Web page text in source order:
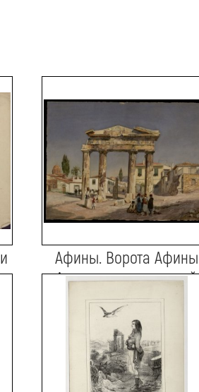
Афины. Ворота Афины
Архегетис на римской
агоре. А. Лавеззари
Бумага, графитный
карандаш, акварель.
1849